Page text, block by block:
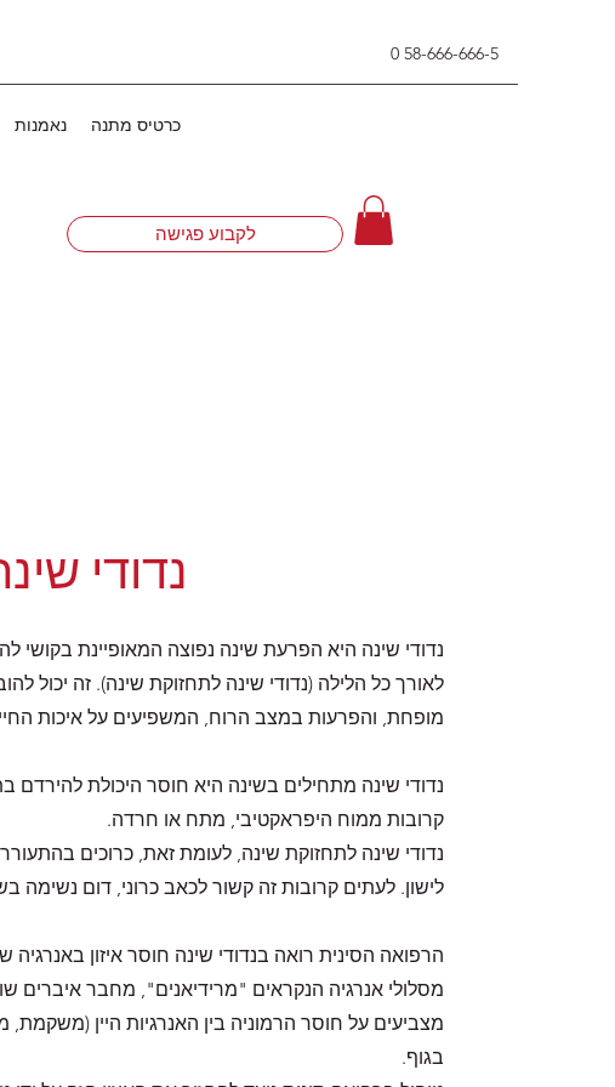
0 58-666-666-5
לקבוע פגישה
נאמנות כרטיס מתנה
נדודי
נדודי שינה היא הפרעת שינה נפוצה המאופיינת בקושי
לאורך כל הלילה (נדודי שינה לתחזוקת שינה). זה יכול
מופחת, והפרעות במצב הרוח, המשפיעים על איכות
נדודי שינה מתחילים בשינה היא חוסר היכולת להירדם
קרובות ממוח היפראקטיבי, מתח או חרדה.
נדודי שינה לתחזוקת שינה, לעומת זאת, כרוכים
לישון. לעתים קרובות זה קשור לכאב כרוני, דום נשימה
הרפואה הסינית רואה בנדודי שינה חוסר איזון באנרגיה
מסלולי אנרגיה הנקראים "מרידיאנים", מחבר איברים
מצביעים על חוסר הרמוניה בין האנרגיות היין (משקמת,
בגוף.